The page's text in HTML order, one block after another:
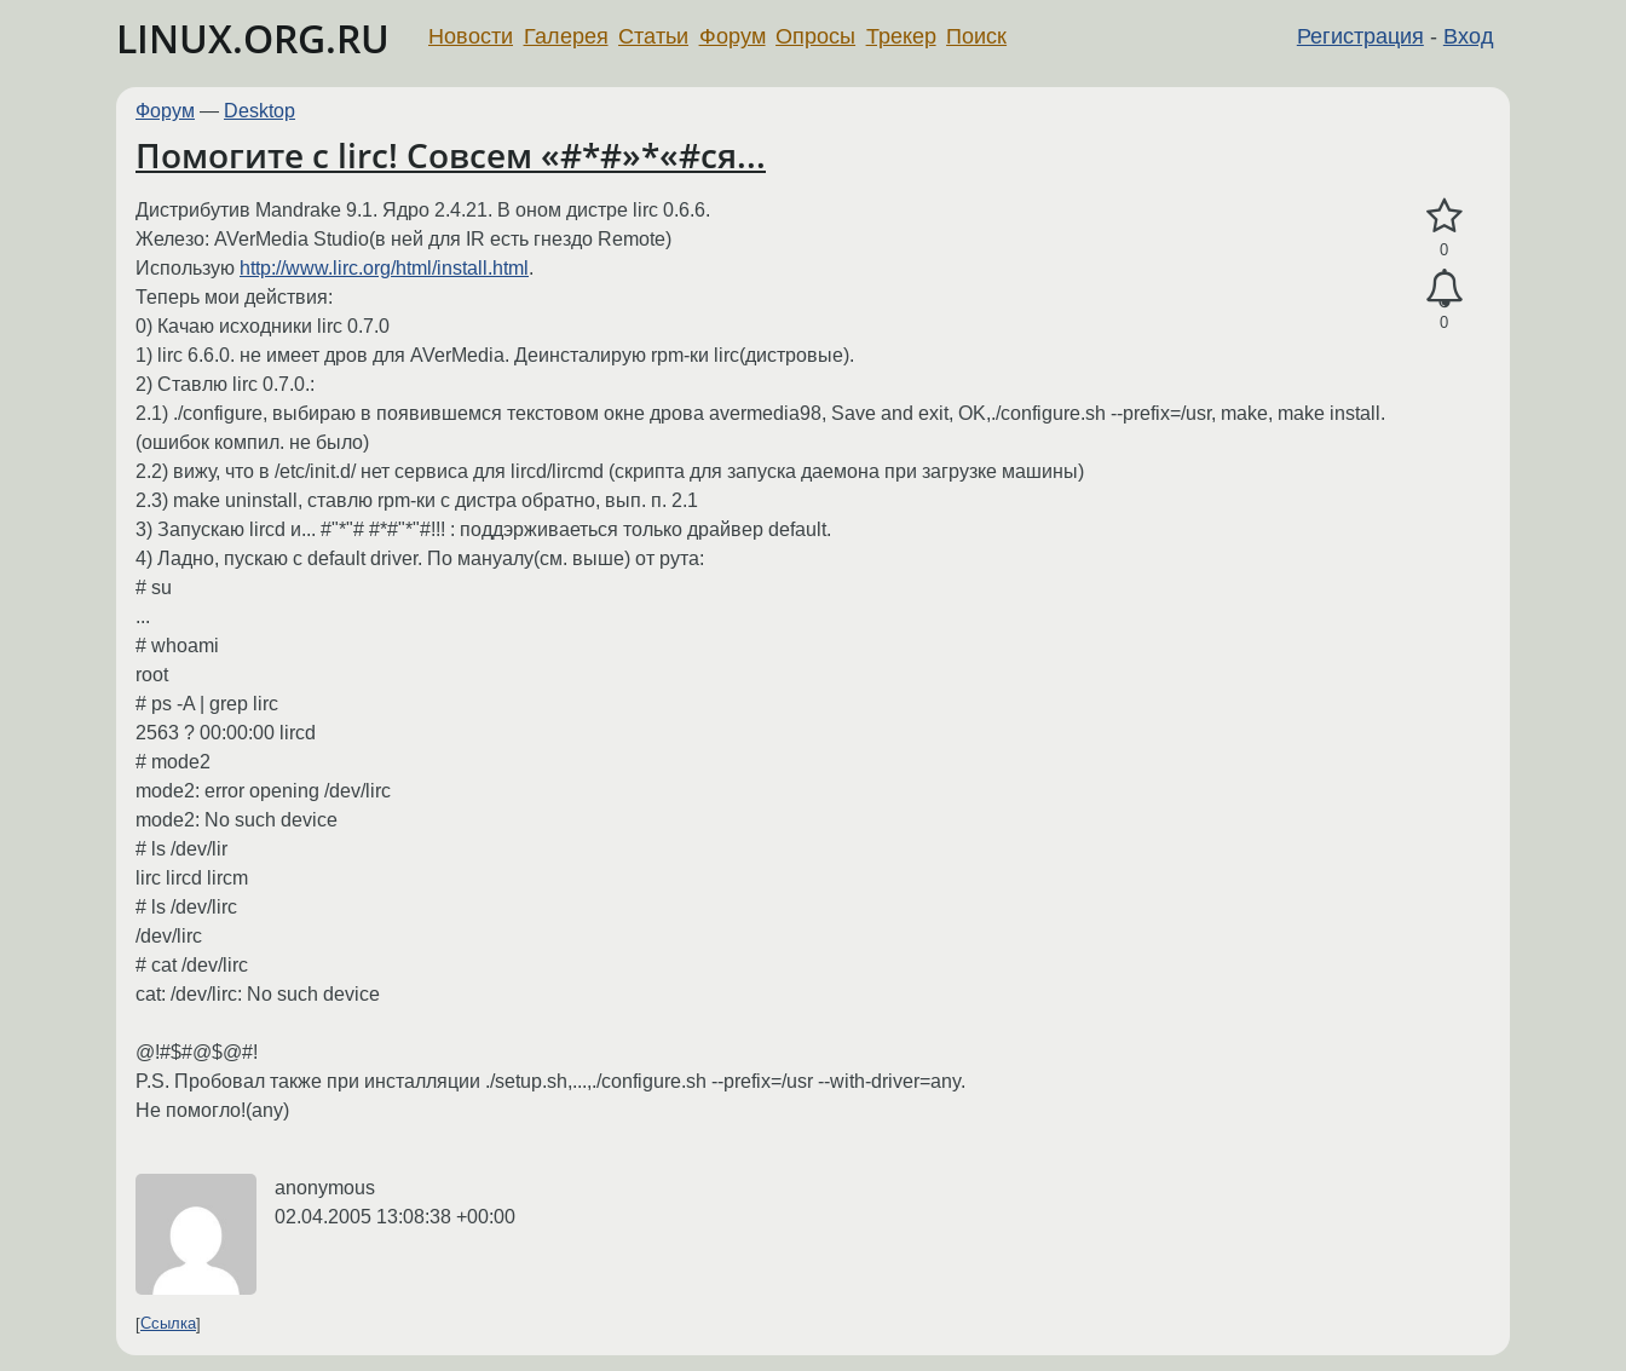
LINUX.ORG.RU Регистрация - Вход
Новости Галерея Статьи Форум Опросы Трекер Поиск
Форум — Desktop
Помогите с lirc! Совсем «#*#»*«#ся...
0
0
Дистрибутив Mandrake 9.1. Ядро 2.4.21. В оном дистре lirc 0.6.6.
Железо: AVerMedia Studio(в ней для IR есть гнездо Remote)
Использую http://www.lirc.org/html/install.html .
Теперь мои действия:
0) Качаю исходники lirc 0.7.0
1) lirc 6.6.0. не имеет дров для AVerMedia. Деинсталирую rpm-ки lirc(дистровые).
2) Ставлю lirc 0.7.0.:
2.1) ./configure, выбираю в появившемся текстовом окне дрова avermedia98, Save and exit, OK,./configure.sh --prefix=/usr, make, make install.
(ошибок компил. не было)
2.2) вижу, что в /etc/init.d/ нет сервиса для lircd/lircmd (скрипта для запуска даемона при загрузке машины)
2.3) make uninstall, ставлю rpm-ки с дистра обратно, вып. п. 2.1
3) Запускаю lircd и... #"*"# #*#"*"#!!! : поддэрживаеться только драйвер default.
4) Ладно, пускаю с default driver. По мануалу(см. выше) от рута:
# su
...
# whoami
root
# ps -A | grep lirc
2563 ? 00:00:00 lircd
# mode2
mode2: error opening /dev/lirc
mode2: No such device
# ls /dev/lir
lirc lircd lircm
# ls /dev/lirc
/dev/lirc
# cat /dev/lirc
cat: /dev/lirc: No such device
@!#$#@$@#!
P.S. Пробовал также при инсталляции ./setup.sh,...,./configure.sh --prefix=/usr --with-driver=any.
Не помогло!(any)
anonymous
02.04.2005 13:08:38 +00:00
Ссылка